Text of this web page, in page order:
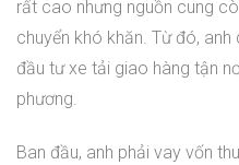
rất cao nhưng nguồn cung
chuyển khó khăn. Từ đó,
đầu tư xe tải giao hàng tận
phương.
Ban đầu, anh phải vay vốn